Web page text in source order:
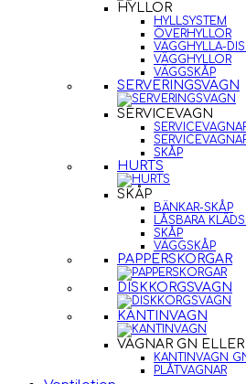
HYLLOR
HYLLSYSTEM
ÖVERHYLLOR
VÄGGHYLLA-
VÄGGHYLLOR
VÄGGSKÅP
SERVERINGSVAGN
SERVICEVAGN
SKÅP
HURTS
SKÅP
BÄNKAR-SKÅP
LÅSBARA
SKÅP
VÄGGSKÅP
PAPPERSKORGAR
DISKKORGSVAGN
KANTINVAGN
VAGNAR GN ELLER
KANTINVAGN
PLÅTVAGNAR